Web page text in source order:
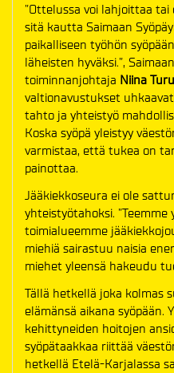
”Ottelussa voi lahjoittaa
sitä kautta Saimaan
paikalliseen työhön
läheisten hyväksi.”,
toiminnanjohtaja Niina
valtionavustukset
tahto ja yhteistyö
Koska syöpä yleistyy
varmistaa, että tukea on
painottaa.
Jääkiekkoseura ei ole
yhteistyötahoksi.
toimialueemme
miehiä sairastuu naisia
miehet yleensä hakeudu
Tällä hetkellä joka kolmas
elämänsä aikana syöpään.
kehittyneiden hoitojen
syöpätaakkaa riittää
hetkellä Etelä-Karjalassa